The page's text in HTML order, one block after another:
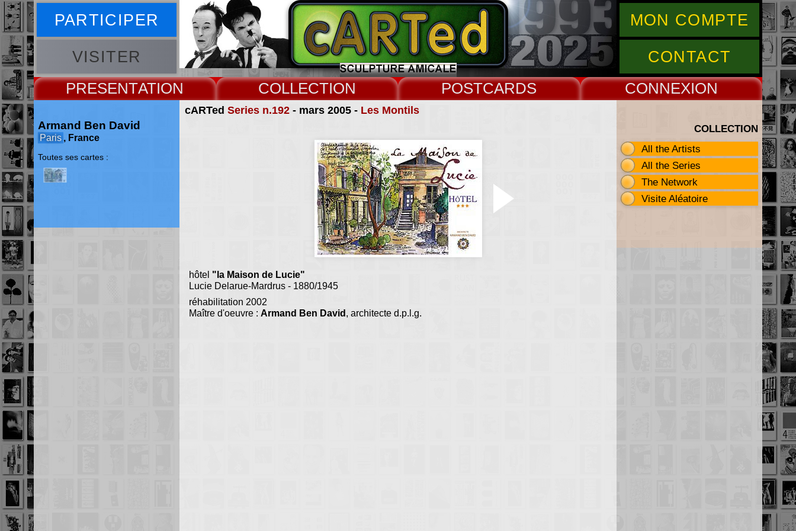
PARTICIPER
VISITER
MON COMPTE
CONTACT
PRESENT COLLECT CARDS CONNEX
cARTed Series n.192- mars 2005 - Les Montils
hôtel "la Maison de Lucie"
Lucie Delarue-Mardrus - 1880/1945
réhabilitation 2002
Maître d'oeuvre : Armand Ben David , architecte d.p.l.g.
Armand Ben David
Paris , France
Toutes ses cartes :
COLLECTION
All the Artists
All the Series
The Network
Visite Aléatoire